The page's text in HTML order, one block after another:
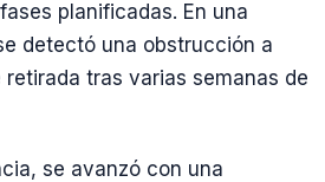
planificadas. En una
detectó una obstrucción a
tras varias semanas de
se avanzó con una